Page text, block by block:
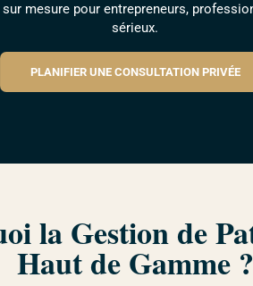
mesure pour entrepreneurs,
sérieux.
PLANIFIER UNE CONSULTATION PRIVÉE
la Gestion de
Haut de Gamme ?